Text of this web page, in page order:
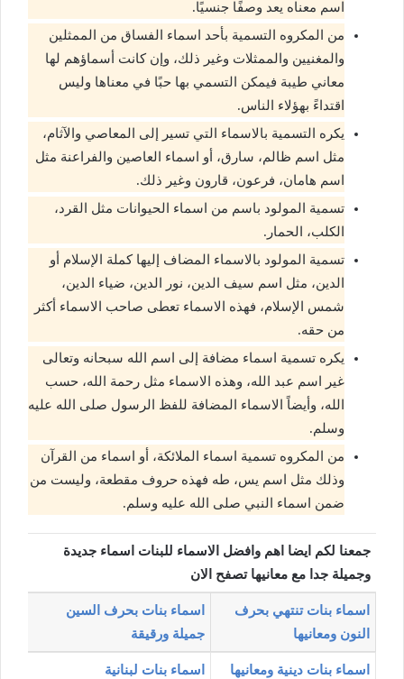
اسم معناه يعد وصفًا جنسيًا.
من المكروه التسمية بأحد اسماء الفساق من الممثلين
والمغنيين والممثلات وغير ذلك، وإن كانت أسماؤهم لها
معاني طيبة فيمكن التسمي بها حبًا في معناها وليس
اقتداءً بهؤلاء الناس.
يكره التسمية بالاسماء التي تسير إلى المعاصي والآثام،
مثل اسم ظالم، سارق، أو اسماء العاصين والفراعنة مثل
اسم هامان، فرعون، قارون وغير ذلك.
تسمية المولود باسم من اسماء الحيوانات مثل القرد،
الكلب، الحمار.
تسمية المولود بالاسماء المضاف إليها كملة الإسلام أو
الدين، مثل اسم سيف الدين، نور الدين، ضياء الدين،
شمس الإسلام، فهذه الاسماء تعطى صاحب الاسماء أكثر
من حقه.
يكره تسمية اسماء مضافة إلى اسم الله سبحانه وتعالى
غير اسم عبد الله، وهذه الاسماء مثل رحمة الله، حسب
الله، وأيضاً الاسماء المضافة للفظ الرسول صلى الله عليه
وسلم.
من المكروه تسمية اسماء الملائكة، أو اسماء من القرآن
وذلك مثل اسم يس، طه فهذه حروف مقطعة، وليست من
ضمن اسماء النبي صلى الله عليه وسلم.
جمعنا لكم ايضا اهم وافضل الاسماء للبنات اسماء جديدة
وجميلة جدا مع معانيها تصفح الان
اسماء بنات تنتهي بحرف
النون ومعانيها
اسماء بنات بحرف السين
جميلة ورقيقة
اسماء بنات دينية ومعانيها اسماء بنات لبنانية